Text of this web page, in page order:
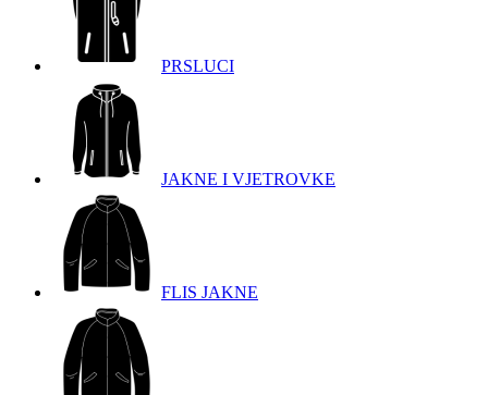
PRSLUCI
JAKNE I VJETROVKE
FLIS JAKNE